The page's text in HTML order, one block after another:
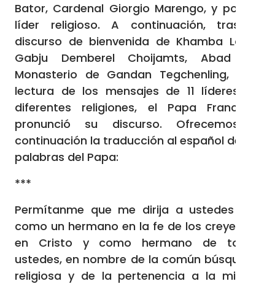
Bator, Cardenal Giorgio Marengo, y por un
líder religioso. A continuación, tras el
discurso de bienvenida de Khamba Lama
Gabju Demberel Choijamts, Abad del
Monasterio de Gandan Tegchenling, y la
lectura de los mensajes de 11 líderes de
diferentes religiones, el Papa Francisco
pronunció su discurso. Ofrecemos a
continuación la traducción al español de las
palabras del Papa:
***
Permítanme que me dirija a ustedes así,
como un hermano en la fe de los creyentes
en Cristo y como hermano de todos
ustedes, en nombre de la común búsqueda
religiosa y de la pertenencia a la misma